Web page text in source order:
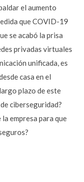
el aumento
que COVID-19
se acabó la prisa
privadas virtuales
unificada, es
casa en el
plazo de este
ciberseguridad?
empresa para que